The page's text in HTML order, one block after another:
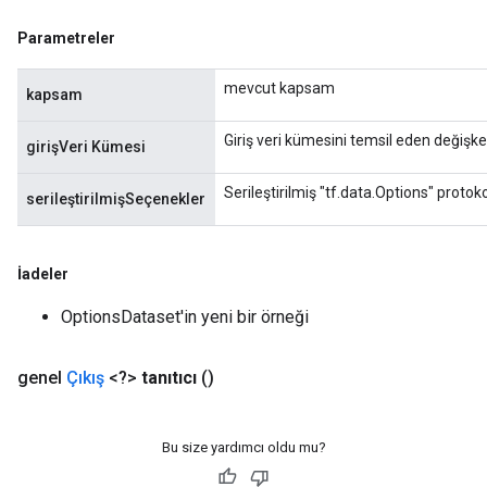
Parametreler
kapsam mevcut kapsam
girişVeri Kümesi Giriş veri kümesini temsil eden
serileştirilmişSeçenekler Serileştirilmiş "tf.data.Options"
İadeler
OptionsDataset'in yeni bir örneği
genel Çıkış <?> tanıtıcı ()
Bu size yardımcı oldu mu?